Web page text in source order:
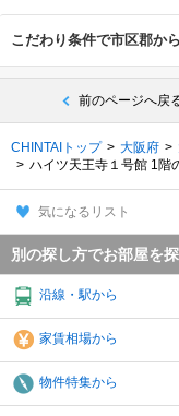
こだわり条件で市区郡か
前のページへ戻
CHINTAIトップ 大阪府
ハイツ天王寺１号館 1階
気になるリスト
別の探し方でお部屋を
沿線・駅から
家賃相場から
物件特集から